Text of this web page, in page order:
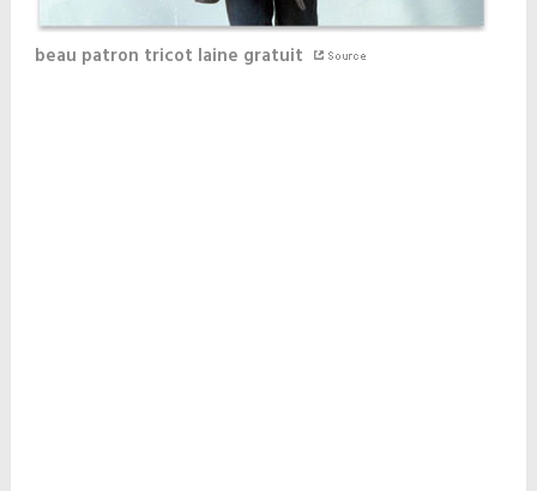
beau patron tricot laine gratuit